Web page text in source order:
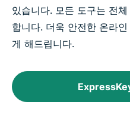
있습니다. 모든 도구는 전
합니다. 더욱 안전한 온라
게 해드립니다.